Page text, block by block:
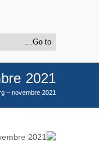
2021
– novembre 2021